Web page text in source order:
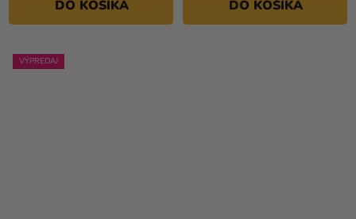
DO KOŠÍKA DO KOŠÍKA
VÝPREDAJ